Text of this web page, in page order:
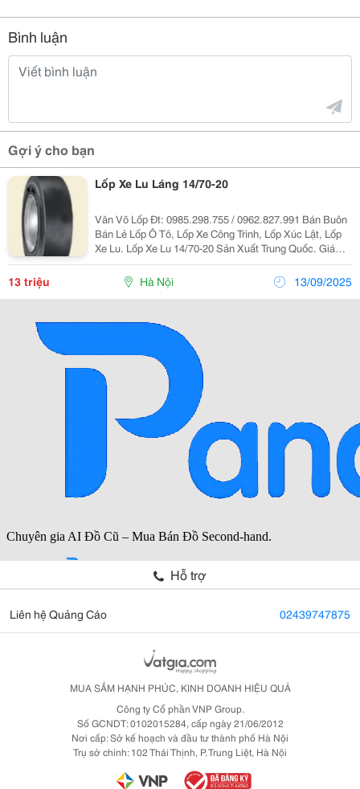
Bình luận
Gợi ý cho bạn
Lốp Xe Lu Láng 14/70-20
Văn Võ Lốp Đt: 0985.298.755 / 0962.827.991 Bán Buôn
Bán Lẻ Lốp Ô Tô, Lốp Xe Công Trình, Lốp Xúc Lật, Lốp
Xe Lu. Lốp Xe Lu 14/70-20 Sản Xuất Trung Quốc. Giá
Tốt Nhất, Vat=100%, Giao Hàng Nhanh Chóng Trên
Toàn Quốc. Liên Hệ: Mr Văn - Phụ
13 triệu Hà Nội 13/09/2025
Hỗ trợ
Liên hệ Quảng Cáo 02439747875
MUA SẮM HẠNH PHÚC, KINH DOANH HIỆU QUẢ
Công ty Cổ phần VNP Group.
Số GCNDT: 0102015284, cấp ngày 21/06/2012
Nơi cấp: Sở kế hoạch và đầu tư thành phố Hà Nội
Trụ sở chính: 102 Thái Thịnh, P. Trung Liệt, Hà Nội